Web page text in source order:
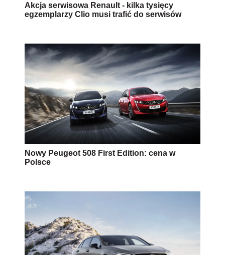
Akcja serwisowa Renault - kilka tysięcy
egzemplarzy Clio musi trafić do serwisów
Nowy Peugeot 508 First Edition: cena w
Polsce